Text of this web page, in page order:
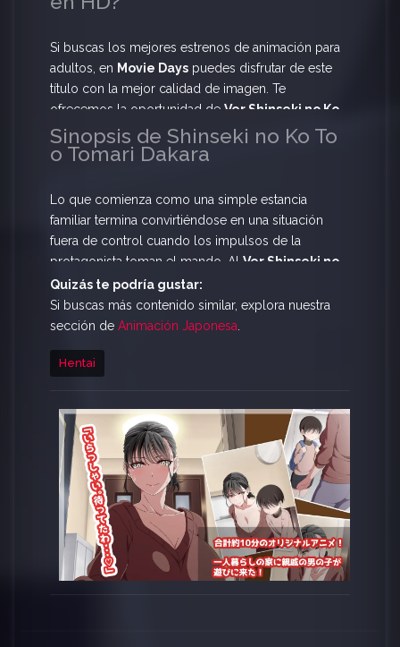
encuentro.
Si buscas los mejores estrenos de animación para
adultos, en Movie Days puedes disfrutar de este
título con la mejor calidad de imagen. Te
ofrecemos la oportunidad de Ver Shinseki no Ko
To o Tomari Dakara Online Gratissin censura y
con una velocidad de carga optimizada, para que
historia.
Sinopsis de Shinseki no Ko To
o Tomari Dakara
Lo que comienza como una simple estancia
familiar termina convirtiéndose en una situación
fuera de control cuando los impulsos de la
protagonista toman el mando. Al Ver Shinseki no
Ko To o Tomari Dakara Online Gratis
testigo de una trama donde el deseo no conoce
límites y la tentación está en cada rincón de la
ahora tienes disponible en streaming de alta
Quizás te podría gustar:
Si buscas más contenido similar, explora nuestra
sección de Animación Japonesa
Hentai